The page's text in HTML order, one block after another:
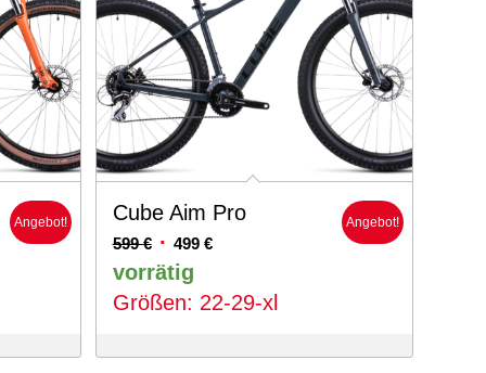
Angebot! Cube Aim Pro
599€ Ursprünglicher
Preis
war:
599 €
499 €Aktueller
ist:
499 €.
vorrätig
Größen: 22-29-xl
Angebot!